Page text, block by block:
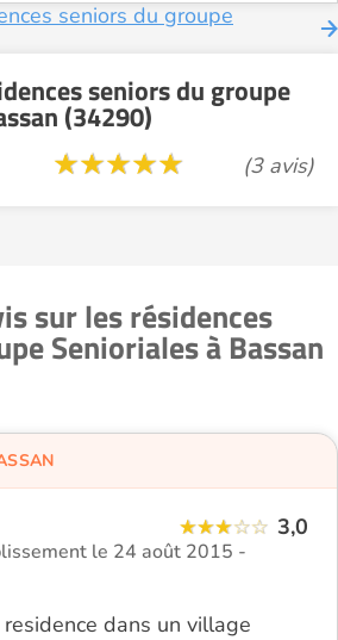
seniors du groupe
seniors du groupe
(34290)
(3 avis)
sur les résidences
Senioriales à Bassan
3,0
le 24 août 2015 -
dans un village